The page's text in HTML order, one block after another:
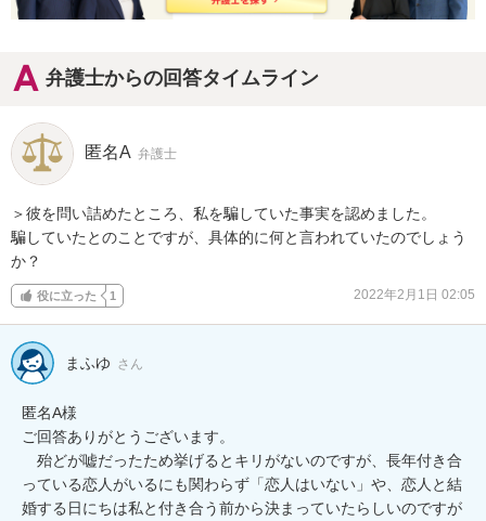
弁護士からの回答タイムライン
匿名A 弁護士
＞彼を問い詰めたところ、私を騙していた事実を認めました。
騙していたとのことですが、具体的に何と言われていたのでしょう
か？
役に立った 1 2022年2月1日 02:05
まふゆ さん
匿名A様
ご回答ありがとうございます。
殆どが嘘だったため挙げるとキリがないのですが、長年付き合
っている恋人がいるにも関わらず「恋人はいない」や、恋人と結
婚する日にちは私と付き合う前から決まっていたらしいのですが